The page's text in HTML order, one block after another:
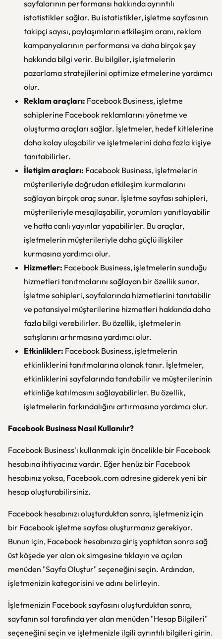
sayfalarının performansı hakkında ayrıntılı
istatistikler sağlar. Bu istatistikler, işletme sayfasının
takipçi sayısı, paylaşımların etkileşim oranı, reklam
kampanyalarının performansı ve daha birçok şey
hakkında bilgi verir. Bu bilgiler, işletmelerin
pazarlama stratejilerini optimize etmelerine yardımcı
olur.
Reklam araçları: Facebook Business, işletme
sahiplerine Facebook reklamlarını yönetme ve
oluşturma araçları sağlar. İşletmeler, hedef kitlelerine
daha kolay ulaşabilir ve işletmelerini daha fazla kişiye
tanıtabilirler.
İletişim araçları: Facebook Business, işletmelerin
müşterileriyle doğrudan etkileşim kurmalarını
sağlayan birçok araç sunar. İşletme sayfası sahipleri,
müşterileriyle mesajlaşabilir, yorumları yanıtlayabilir
ve hatta canlı yayınlar yapabilirler. Bu araçlar,
işletmelerin müşterileriyle daha güçlü ilişkiler
kurmasına yardımcı olur.
Hizmetler: Facebook Business, işletmelerin sunduğu
hizmetleri tanıtmalarını sağlayan bir özellik sunar.
İşletme sahipleri, sayfalarında hizmetlerini tanıtabilir
ve potansiyel müşterilerine hizmetleri hakkında daha
fazla bilgi verebilirler. Bu özellik, işletmelerin
satışlarını artırmasına yardımcı olur.
Etkinlikler: Facebook Business, işletmelerin
etkinliklerini tanıtmalarına olanak tanır. İşletmeler,
etkinliklerini sayfalarında tanıtabilir ve müşterilerinin
etkinliğe katılmasını sağlayabilirler. Bu özellik,
işletmelerin farkındalığını artırmasına yardımcı olur.
Facebook Business Nasıl Kullanılır?
Facebook Business'ı kullanmak için öncelikle bir Facebook
hesabına ihtiyacınız vardır. Eğer henüz bir Facebook
hesabınız yoksa, Facebook.com adresine giderek yeni bir
hesap oluşturabilirsiniz.
Facebook hesabınızı oluşturduktan sonra, işletmeniz için
bir Facebook işletme sayfası oluşturmanız gerekiyor.
Bunun için, Facebook hesabınıza giriş yaptıktan sonra sağ
üst köşede yer alan ok simgesine tıklayın ve açılan
menüden "Sayfa Oluştur" seçeneğini seçin. Ardından,
işletmenizin kategorisini ve adını belirleyin.
İşletmenizin Facebook sayfasını oluşturduktan sonra,
sayfanın sol tarafında yer alan menüden "Hesap Bilgileri"
seçeneğini seçin ve işletmenizle ilgili ayrıntılı bilgileri girin.